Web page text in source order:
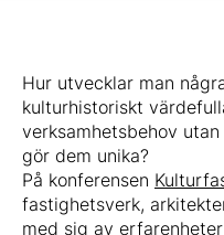
Hur utvecklar man
kulturhistoriskt
verksamhetsbehov
gör dem unika?
På konferensen
fastighetsverk,
med sig av